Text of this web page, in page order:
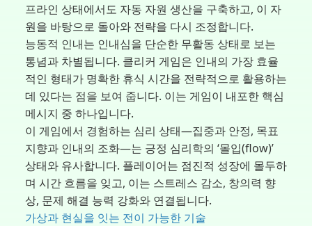
프라인 상태에서도 자동 자원 생산을 구축하고, 이 자
원을 바탕으로 돌아와 전략을 다시 조정합니다.
능동적 인내는 인내심을 단순한 무활동 상태로 보는
통념과 차별됩니다. 클리커 게임은 인내의 가장 효율
적인 형태가 명확한 휴식 시간을 전략적으로 활용하는
데 있다는 점을 보여 줍니다. 이는 게임이 내포한 핵심
메시지 중 하나입니다.
이 게임에서 경험하는 심리 상태—집중과 안정, 목표
지향과 인내의 조화—는 긍정 심리학의 ‘몰입(flow)’
상태와 유사합니다. 플레이어는 점진적 성장에 몰두하
며 시간 흐름을 잊고, 이는 스트레스 감소, 창의력 향
상, 문제 해결 능력 강화와 연결됩니다.
가상과 현실을 잇는 전이 가능한 기술